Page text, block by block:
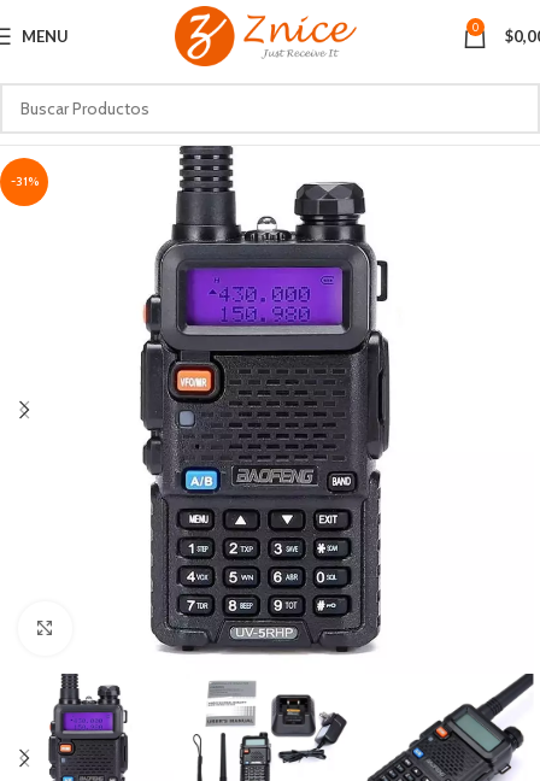
MENU 0 $
-31%
Click to enlarge